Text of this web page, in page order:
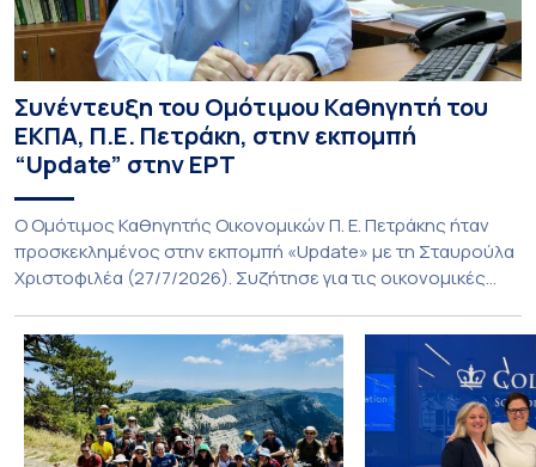
Συνέντευξη του Ομότιμου Καθηγητή του
ΕΚΠΑ, Π.Ε. Πετράκη, στην εκπομπή
“Update” στην ΕΡΤ
O Ομότιμος Καθηγητής Οικονομικών Π. Ε. Πετράκης ήταν
προσκεκλημένος στην εκπομπή «Update» με τη Σταυρούλα
Χριστοφιλέα (27/7/2026). Συζήτησε για τις οικονομικές
Ευρώπη από τις εξελίξεις στον πόλεμο ΗΠΑ – Ιράν, καθώς
και για τη διακύμανση των τιμών στα καύσιμα. Για να δείτε τη
συνέντευξη, πατήστε εδώ.